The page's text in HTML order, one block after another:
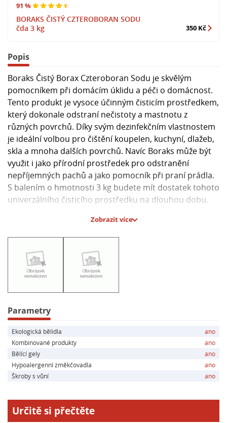
91 %
BORAKS ČISTÝ CZTEROBORAN SODU
čda 3 kg
350 Kč
Popis
Boraks Čistý Borax Czteroboran Sodu je skvělým
pomocníkem při domácím úklidu a péči o domácnost.
Tento produkt je vysoce účinným čisticím prostředkem,
který dokonale odstraní nečistoty a mastnotu z
různých povrchů. Díky svým dezinfekčním vlastnostem
je ideální volbou pro čištění koupelen, kuchyní, dlažeb,
skla a mnoha dalších povrchů. Navíc Boraks může být
využit i jako přírodní prostředek pro odstranění
nepříjemných pachů a jako pomocník při praní prádla.
S balením o hmotnosti 3 kg budete mít dostatek tohoto
univerzálního čisticího prostředku na dlouhou dobu.
- Typ produktu: Čisticí prostředek
- Obsah: 3 kg
- Vlastnosti: Dezinfekční, odstraňuje nečistoty a
mastnotu, odstraňuje nepříjemné pachy
Zobrazit více
Parametry
Ekologická bělidla
ano
Kombinované produkty
ano
Bělící gely
ano
Hypoalergenní změkčovadla
ano
Škroby s vůní
ano
Určitě si přečtěte